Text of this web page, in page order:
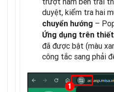
duyệt, kiểm tra hai
chuyển hướng –
Ứng dụng trên
đã được bật (màu
công tắc sang phải